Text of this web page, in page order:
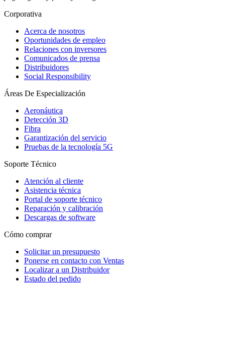
Corporativa
Acerca de nosotros
Oportunidades de empleo
Relaciones con inversores
Comunicados de prensa
Distribuidores
Social Responsibility
Áreas De Especialización
Aeronáutica
Detección 3D
Fibra
Garantización del servicio
Pruebas de la tecnología 5G
Soporte Técnico
Atención al cliente
Asistencia técnica
Portal de soporte técnico
Reparación y calibración
Descargas de software
Cómo comprar
Solicitar un presupuesto
Ponerse en contacto con Ventas
Localizar a un Distribuidor
Estado del pedido